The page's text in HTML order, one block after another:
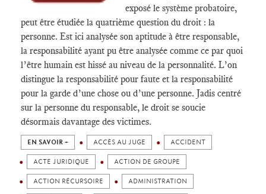
exposé le système probatoire,
peut être étudiée la quatrième question du droit : la
personne. Est ici analysée son aptitude à être responsable,
la responsabilité ayant pu être analysée comme ce par quoi
l’être humain est hissé au niveau de la personnalité. L’on
distingue la responsabilité pour faute et la responsabilité
pour la garde d’une chose ou d’une personne. Jadis centré
sur la personne du responsable, le droit se soucie
désormais davantage des victimes.
EN SAVOIR + ACCÈS AU JUGE ACCIDENT
ACTE JURIDIQUE ACTION DE GROUPE
ACTION RÉCURSOIRE ADMINISTRATION